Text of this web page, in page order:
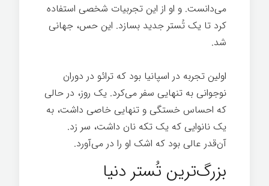
می‌دانست. و او از این تجربیات شخصی استفاده
کرد تا یک تُستر جدید بسازد. این حس، جهانی
شد.
اولین تجربه در اسپانیا بود که ترائو در دوران
نوجوانی به تنهایی سفر می‌کرد. یک روز، در حالی
که احساس خستگی و تنهایی خاصی داشت، به
یک نانوایی که یک تکه نان داشت، سر زد.
آن‌قدر عالی بود که اشک او را در می‌آورد.
بزرگ‌ترین تُستر دنیا